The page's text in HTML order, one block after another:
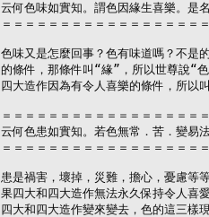
云何色味如實知。謂色因緣生喜樂。是
＝＝＝＝＝＝＝＝＝＝＝＝＝＝＝＝＝
色味又是怎麼回事？色有味道嗎？不是
的條件，那條件叫“緣”，所以世尊說“
四大造作因為有令人喜樂的條件，所以
＝＝＝＝＝＝＝＝＝＝＝＝＝＝＝＝＝
云何色患如實知。若色無常．苦．變易
＝＝＝＝＝＝＝＝＝＝＝＝＝＝＝＝＝
患是禍害，壞掉，災難，擔心，憂慮等
果四大和四大造作無法永久保持令人喜
四大和四大造作變來變去，色的這三樣